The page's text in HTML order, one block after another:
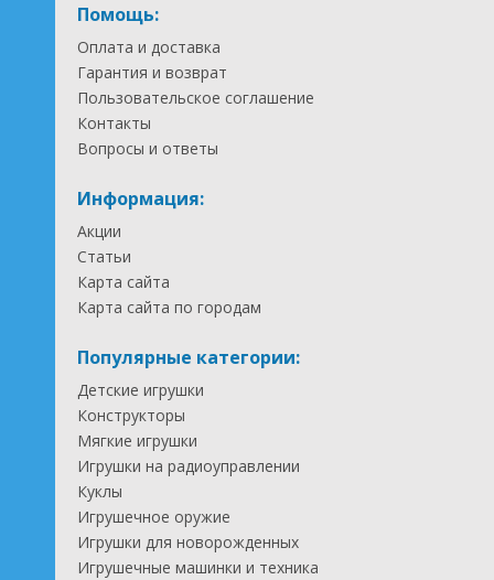
Помощь:
Оплата и доставка
Гарантия и возврат
Пользовательское соглашение
Контакты
Вопросы и ответы
Информация:
Акции
Статьи
Карта сайта
Карта сайта по городам
Популярные категории:
Детские игрушки
Конструкторы
Мягкие игрушки
Игрушки на радиоуправлении
Куклы
Игрушечное оружие
Игрушки для новорожденных
Игрушечные машинки и техника